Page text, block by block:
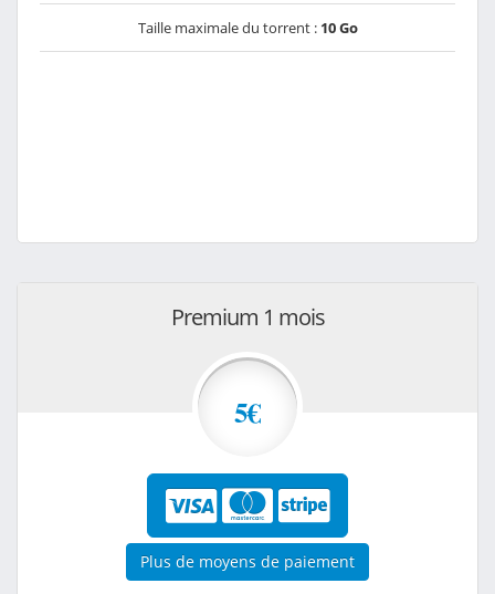
Taille maximale du torrent : 10 Go
Premium 1 mois
5€
Plus de moyens de paiement